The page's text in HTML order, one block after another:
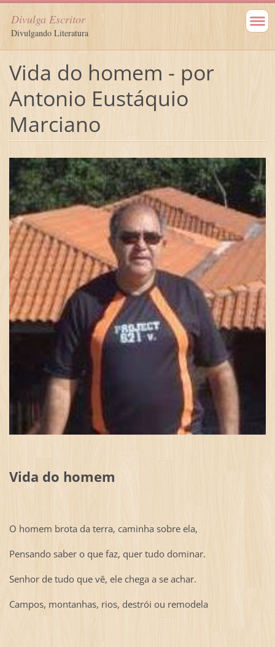
Divulga Escritor
Divulgando Literatura
Vida do homem - por
Antonio Eustáquio
Marciano
Vida do homem
O homem brota da terra, caminha sobre ela,
Pensando saber o que faz, quer tudo dominar.
Senhor de tudo que vê, ele chega a se achar.
Campos, montanhas, rios, destrói ou remodela